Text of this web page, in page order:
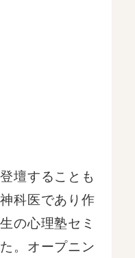
壇することも
科医であり作
の心理塾セミ
。オープニン